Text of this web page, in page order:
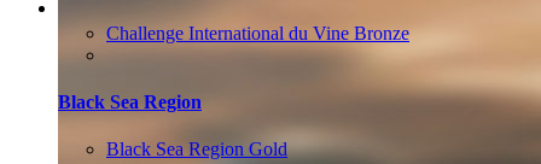
Challenge International du Vine Bronze
Black Sea Region
Black Sea Region Gold
Менеджер з продажу (HoReCa)